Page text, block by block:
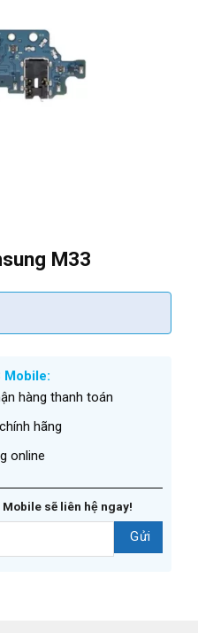
M33
Mobile:
hàng thanh toán
hãng
online
sẽ liên hệ ngay!